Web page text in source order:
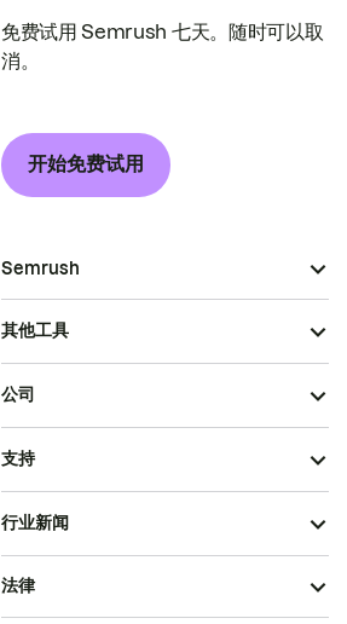
免费试用 Semrush 七天。随时可以取
消。
开始免费试用
Semrush
其他工具
公司
支持
行业新闻
法律